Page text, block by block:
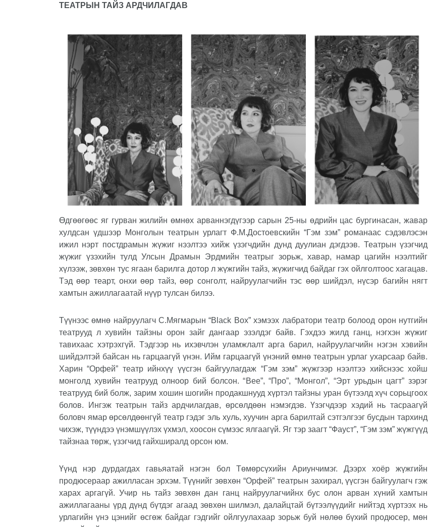
ТЕАТРЫН ТАЙЗ АРДЧИЛАГДАВ
Өдгөөгөөс яг гурван жилийн өмнөх арваннэгдүгээр сарын 25-ны өдрийн цас бургинасан, жавар
хулдсан үдшээр Монголын театрын урлагт Ф.М.Достоевскийн “Гэм зэм” романаас сэдэвлэсэн
ижил нэрт постдрамын жүжиг нээлтээ хийж үзэгчдийн дунд дуулиан дэгдээв. Театрын үзэгчид
жүжиг үзэхийн тулд Улсын Драмын Эрдмийн театрыг зорьж, хавар, намар цагийн нээлтийг
хүлээж, зөвхөн тус ягаан барилга дотор л жүжгийн тайз, жүжигчид байдаг гэх ойлголтоос хагацав.
Тэд өөр теарт, онхи өөр тайз, өөр сонголт, найруулагчийн тэс өөр шийдэл, нүсэр багийн нягт
хамтын ажиллагаатай нүүр тулсан билээ.
Түүнээс өмнө найруулагч С.Мягмарын “Black Box” хэмээх лабратори театр болоод орон нутгийн
театрууд л хувийн тайзны орон зайг дангаар эзэлдэг байв. Гэхдээ жилд ганц, нэгхэн жүжиг
тавихаас хэтрэхгүй. Тэдгээр нь ихэвчлэн уламжлалт арга барил, найруулагчийн нэгэн хэвийн
шийдэлтэй байсан нь гарцаагүй үнэн. Ийм гарцаагүй үнэний өмнө театрын урлаг ухарсаар байв.
Харин “Орфей” театр ийнхүү үүсгэн байгуулагдаж “Гэм зэм” жүжгээр нээлтээ хийснээс хойш
монголд хувийн театрууд олноор бий болсон. “Bee”, “Про”, “Монгол”, “Эрт урьдын цагт” зэрэг
театрууд бий болж, зарим хошин шогийн продакшнууд хүртэл тайзны уран бүтээлд хүч сорьцгоох
болов. Ингэж театрын тайз ардчилагдав, өрсөлдөөн нэмэгдэв. Үзэгчдээр хэдий нь тасраагүй
боловч ямар өрсөлдөөнгүй театр гэдэг эль хуль, хуучин арга барилтай сэтгэлгээг бусдын тархинд
чихэж, түүндээ үнэмшүүлэх үхмэл, хоосон сүмээс ялгаагүй. Яг тэр заагт “Фауст”, “Гэм зэм” жүжгүүд
тайзнаа төрж, үзэгчид гайхширалд орсон юм.
Үүнд нэр дурдагдах гавьяатай нэгэн бол Төмөрсүхийн Ариунчимэг. Дээрх хоёр жүжгийн
продюсераар ажилласан эрхэм. Түүнийг зөвхөн “Орфей” театрын захирал, үүсгэн байгуулагч гэж
харах аргагүй. Учир нь тайз зөвхөн дан ганц найруулагчийнх бус олон арван хүний хамтын
ажиллагааны үрд дүнд бүтдэг агаад зөвхөн шилмэл, далайцтай бүтээлүүдийг нийтэд хүртээх нь
урлагийн үнэ цэнийг өсгөж байдаг гэдгийг ойлгуулахаар зорьж буй нөлөө бүхий продюсер, мөн